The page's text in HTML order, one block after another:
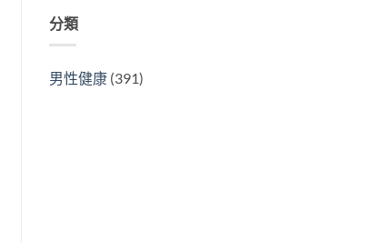
分類
男性健康(391)